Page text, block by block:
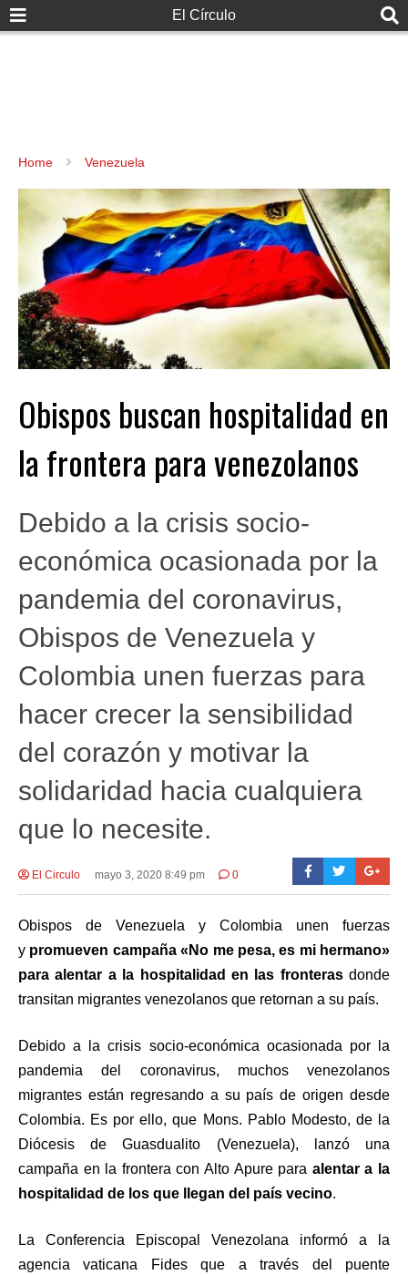
El Círculo
Home Venezuela
Obispos buscan hospitalidad en
la frontera para venezolanos
Debido a la crisis socio-
económica ocasionada por la
pandemia del coronavirus,
Obispos de Venezuela y
Colombia unen fuerzas para
hacer crecer la sensibilidad
del corazón y motivar la
solidaridad hacia cualquiera
que lo necesite.
El Circulo mayo 3, 2020 8:49 pm 0
Obispos de Venezuela y Colombia unen fuerzas
y promueven campaña «No me pesa, es mi hermano»
para alentar a la hospitalidad en las fronterasdonde
transitan migrantes venezolanos que retornan a su país.
Debido a la crisis socio-económica ocasionada por la
pandemia del coronavirus, muchos venezolanos
migrantes están regresando a su país de origen desde
Colombia. Es por ello, que Mons. Pablo Modesto, de la
Diócesis de Guasdualito (Venezuela), lanzó una
campaña en la frontera con Alto Apure para alentar a la
hospitalidad de los que llegan del país vecino.
La Conferencia Episcopal Venezolana informó a la
agencia vaticana Fides que a través del puente